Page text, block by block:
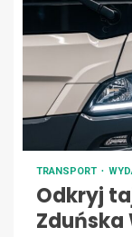
TRANSPORT
Odkryj
Zduńska